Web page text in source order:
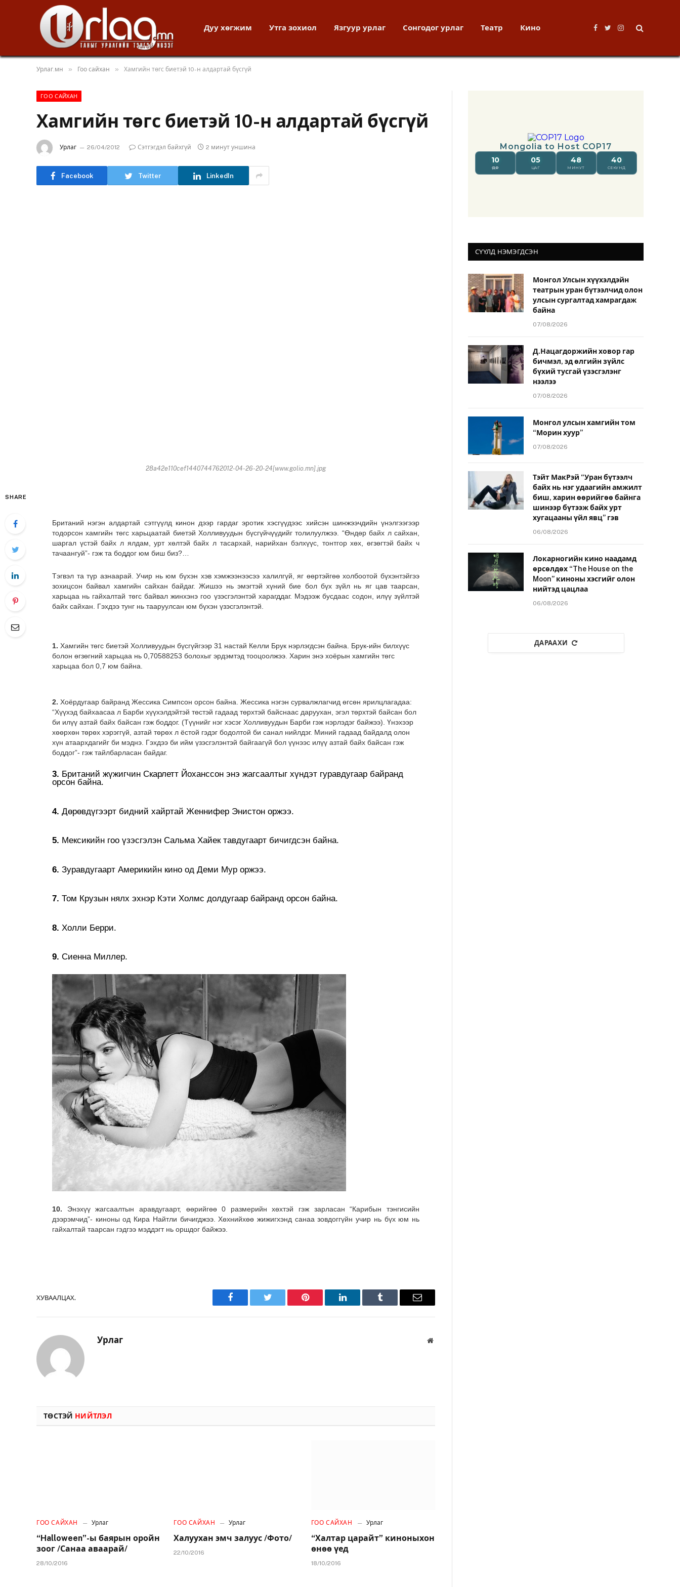
Дуу хөгжим Утга зохиол Язгуур урлаг Сонгодог урлаг Театр Кино
Facebook
TwitterInstagram
Урлаг.мн » Гоо сайхан » Хамгийн төгс биетэй 10-н алдартай бүсгүй
ГОО САЙХАН
Хамгийн төгс биетэй 10-н алдартай бүсгүй
Урлаг 26/04/2012 Сэтгэгдэл байхгүй 2 минут уншина
Facebook Twitter LinkedIn
28a42e110cef1440744762012-04-26-20-24[www.golio.mn].jpg
SHARE
Британий нэгэн алдартай сэтгүүлд кинон дээр гардаг эротик хэсгүүдээс хийсэн шинжээчдийн үнэлгээгээр
тодорсон хамгийн төгс харьцаатай биетэй Холливуудын бүсгүйчүүдийг толилуулжээ. “Өндөр байх л сайхан,
шаргал үстэй байх л ялдам, урт хөлтэй байх л тасархай, нарийхан бэлхүүс, тонтгор хөх, өгзөгтэй байх ч
тачаангуй”- гэж та боддог юм биш биз?…
Тэгвэл та түр азнаарай. Учир нь юм бүхэн хэв хэмжээнээсээ халилгүй, яг өөртэйгөө холбоотой бүхэнтэйгээ
зохицсон байвал хамгийн сайхан байдаг. Жишээ нь эмэгтэй хүний бие бол бүх зүйл нь яг цав таарсан,
харьцаа нь гайхалтай төгс байвал жинхэнэ гоо үзэсгэлэнтэй харагддаг. Мэдээж бусдаас содон, илүү зүйлтэй
байх сайхан. Гэхдээ тунг нь тааруулсан юм бүхэн үзэсгэлэнтэй.
1. Хамгийн төгс биетэй Холливуудын бүсгүйгээр 31 настай Келли Брук нэрлэгдсэн байна. Брук-ийн билхүүс
болон өгзөгний харьцаа нь 0,70588253 болохыг эрдэмтэд тооцоолжээ. Харин энэ хоёрын хамгийн төгс
харьцаа бол 0,7 юм байна.
2. Хоёрдугаар байранд Жессика Симпсон орсон байна. Жессика нэгэн сурвалжлагчид өгсөн ярилцлагадаа:
“Хүүхэд байхаасаа л Барби хүүхэлдэйтэй төстэй гадаад төрхтэй байснаас даруухан, эгэл төрхтэй байсан бол
би илүү азтай байх байсан гэж боддог. (Түүнийг нэг хэсэг Холливуудын Барби гэж нэрлэдэг байжээ). Үнэхээр
хөөрхөн төрөх хэрэггүй, азтай төрөх л ёстой гэдэг бодолтой би санал нийлдэг. Миний гадаад байдалд олон
хүн атаархдагийг би мэднэ. Гэхдээ би ийм үзэсгэлэнтэй байгаагүй бол үүнээс илүү азтай байх байсан гэж
боддог”- гэж тайлбарласан байдаг.
3. Британий жүжигчин Скарлетт Йоханссон энэ жагсаалтыг хүндэт гуравдугаар байранд
орсон байна.
4. Дөрөвдүгээрт бидний хайртай Женнифер Энистон оржээ.
5. Мексикийн гоо үзэсгэлэн Сальма Хайек тавдугаарт бичигдсэн байна.
6. Зуравдугаарт Америкийн кино од Деми Мур оржээ.
7. Том Крузын нялх эхнэр Кэти Холмс долдугаар байранд орсон байна.
8. Холли Берри.
9. Сиенна Миллер.
10. Энэхүү жагсаалтын аравдугаарт, өөрийгөө 0 размерийн хөхтэй гэж зарласан “Карибын тэнгисийн
дээрэмчид”- киноны од Кира Найтли бичигджээ. Хөхнийхөө жижигхэнд санаа зовдоггүйн учир нь бүх юм нь
гайхалтай таарсан гэдгээ мэддэгт нь оршдог байжээ.
ХУВААЛЦАХ.
Facebook Twitter Pinterest LinkedIn Tumblr Имэйл
Урлаг Вэбсайт
ТӨСТЭЙ НИЙТЛЭЛ
ГОО САЙХАН Урлаг
“Halloween”-ы баярын оройн
зоог /Санаа аваарай/
28/10/2016
ГОО САЙХАН Урлаг
Халуухан эмч залуус /Фото/
22/10/2016
ГОО САЙХАН Урлаг
“Халтар царайт” киноныхон
өнөө үед
18/10/2016
СҮҮЛД НЭМЭГДСЭН
Монгол Улсын хүүхэлдэйн
театрын уран бүтээлчид олон
улсын сургалтад хамрагдаж
байна
07/08/2026
Д.Нацагдоржийн ховор гар
бичмэл, эд өлгийн зүйлс
бүхий тусгай үзэсгэлэнг
нээлээ
07/08/2026
Монгол улсын хамгийн том
“Морин хуур”
07/08/2026
Тэйт МакРэй “Уран бүтээлч
байх нь нэг удаагийн амжилт
биш, харин өөрийгөө байнга
шинээр бүтээж байх урт
хугацааны үйл явц” гэв
06/08/2026
Локарногийн кино наадамд
өрсөлдөх “The House on the
Moon” киноны хэсгийг олон
нийтэд цацлаа
06/08/2026
ДАРААХИ